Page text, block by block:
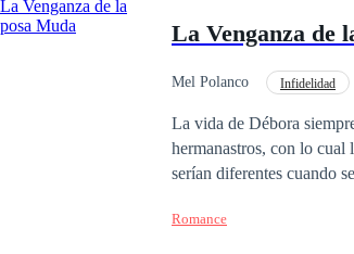
La Venganza de
Mel Polanco Infidelidad
La vida de Débora
hermanastros, con lo cual
serían diferentes cuando
dolor que le provocaba al
Romance